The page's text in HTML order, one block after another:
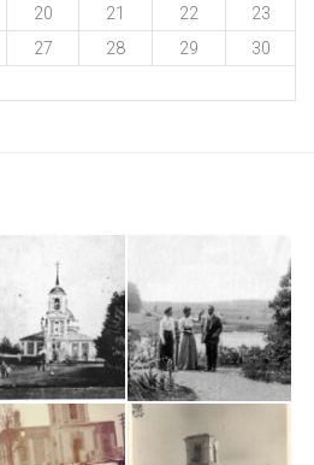
20 21 22
23
27 28 29
30